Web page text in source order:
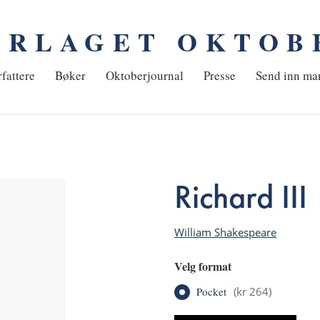
Bøker Oktoberjournal Presse Send inn
Richard III
William Shakespeare
Velg format
Pocket (kr 264)